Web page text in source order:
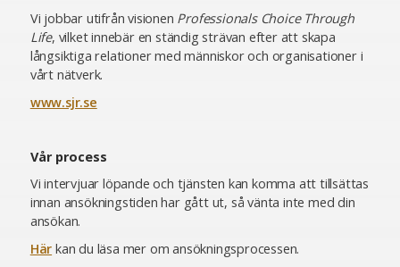
Vi jobbar utifrån visionen Professionals Choice Through
Life, vilket innebär en ständig strävan efter att skapa
långsiktiga relationer med människor och organisationer i
vårt nätverk.
www.sjr.se
Vår process
Vi intervjuar löpande och tjänsten kan komma att tillsättas
innan ansökningstiden har gått ut, så vänta inte med din
ansökan.
Här kan du läsa mer om ansökningsprocessen.